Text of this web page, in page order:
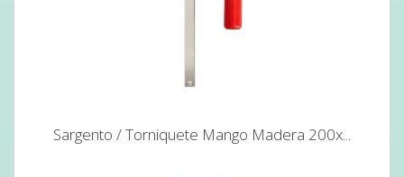
Sargento / Torniquete Mango Madera 200x...